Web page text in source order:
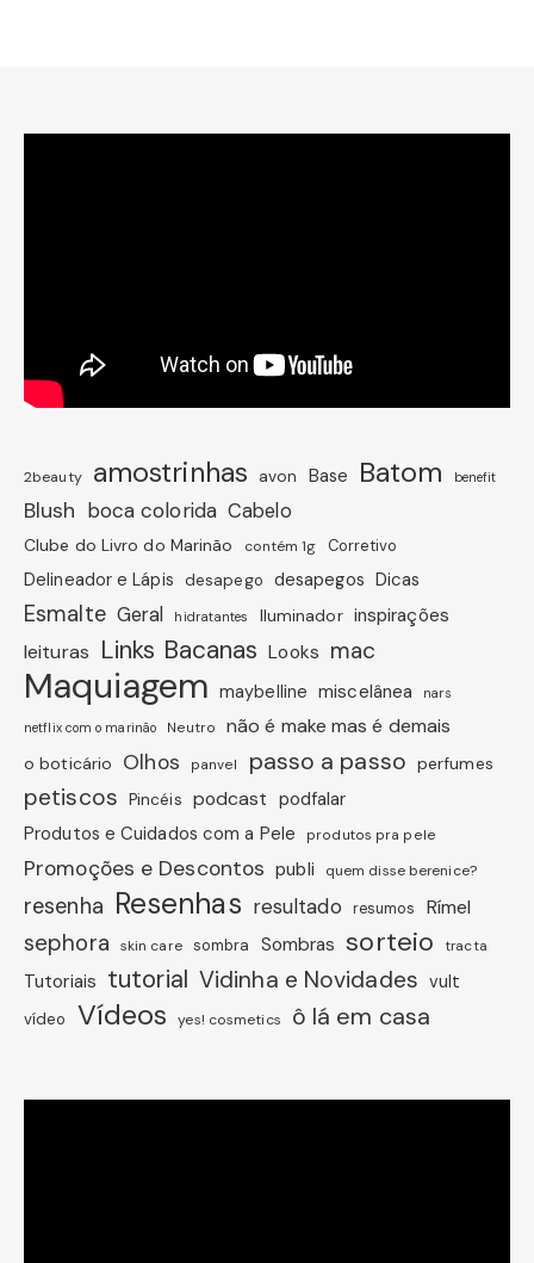
2beauty amostrinhas avon Base Batom benefit
Blush boca colorida Cabelo
Clube do Livro do Marinão contém 1g Corretivo
Delineador e Lápis desapego desapegos Dicas
Esmalte Geral hidratantes Iluminador inspirações
leituras Links Bacanas Looks mac
Maquiagem maybelline miscelânea nars
netflix com o marinão Neutro não é make mas é demais
o boticário Olhos panvel passo a passo perfumes
petiscos Pincéis podcast podfalar
Produtos e Cuidados com a Pele
produtos pra pele
Promoções e Descontos publi quem disse berenice?
resenha Resenhas resultado resumos Rímel
sephora skin care sombra Sombras sorteio tracta
Tutoriais tutorial Vidinha e Novidades vult
vídeo Vídeos yes! cosmetics ô lá em casa